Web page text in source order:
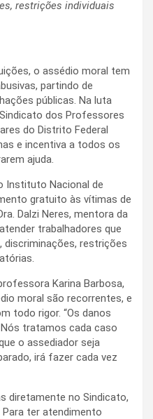
restrições individuais
o assédio moral tem
partindo de
públicas. Na luta
dos Professores
do Distrito Federal
e incentiva a todos os
ajuda.
Instituto Nacional de
gratuito às vítimas de
Dalzi Neres, mentora da
trabalhadores que
discriminações, restrições
Karina Barbosa,
moral são recorrentes, e
todo rigor. “Os danos
tratamos cada caso
o assediador seja
irá fazer cada vez
diretamente no Sindicato,
ter atendimento